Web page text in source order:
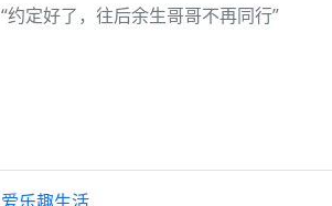
“约定好了，往后余生哥哥不再同行”